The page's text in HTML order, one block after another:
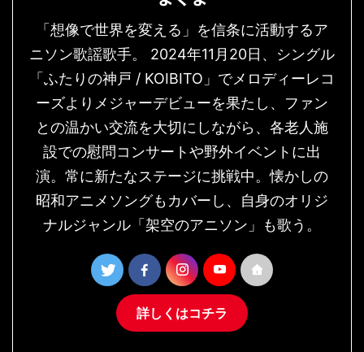
「想像で世界を変える」を信条に活動するア
ニソン歌謡歌手。 2024年11月20日、シングル
「ふたりの神戸 / KOIBITO」でメロディーレコ
ーズよりメジャーデビューを果たし、ファン
との温かい交流を大切にしながら、各老人施
設での慰問コンサートや野外イベントに出
演。常に新たなステージに挑戦中。懐かしの
昭和アニメソングもカバーし、自身のオリジ
ナルジャンル「架空のアニソン」も歌う。
詳しくはコチラ